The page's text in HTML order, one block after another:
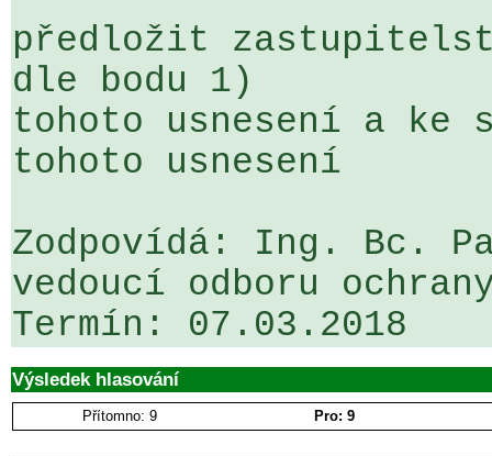
předložit
dle bodu 1)
tohoto usnesení a ke
tohoto usnesení
Zodpovídá: Ing. Bc.
vedoucí odboru
Výsledek hlasování
Přítomno: 9 Pro: 9